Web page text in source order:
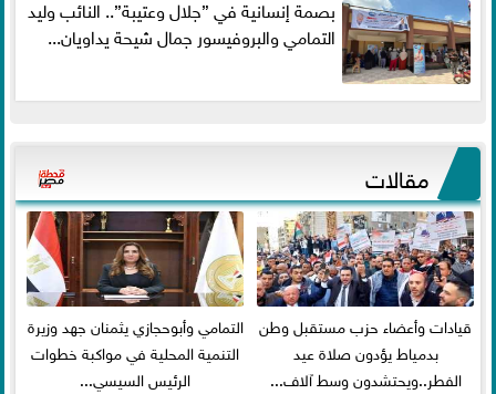
بصمة إنسانية في ”جلال وعتيبة”.. النائب وليد
التمامي والبروفيسور جمال شيحة يداويان...
مقالات
قيادات وأعضاء حزب مستقبل وطن
بدمياط يؤدون صلاة عيد
الفطر..ويحتشدون وسط آلاف...
التمامي وأبوحجازي يثمنان جهد وزيرة
التنمية المحلية في مواكبة خطوات
الرئيس السيسي...